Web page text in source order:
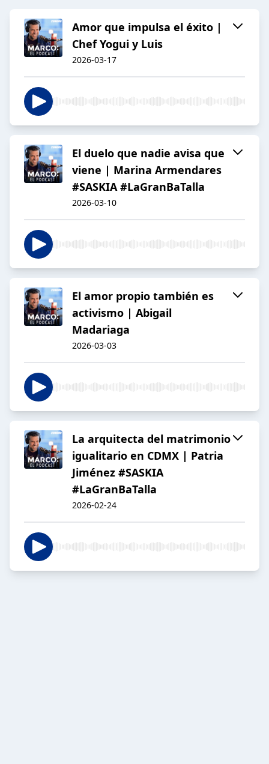
Amor que impulsa el éxito |
Chef Yogui y Luis
2026-03-17
El duelo que nadie avisa que
viene | Marina Armendares
#SASKIA #LaGranBaTalla
2026-03-10
El amor propio también es
activismo | Abigail
Madariaga
2026-03-03
La arquitecta del matrimonio
igualitario en CDMX | Patria
Jiménez #SASKIA
#LaGranBaTalla
2026-02-24